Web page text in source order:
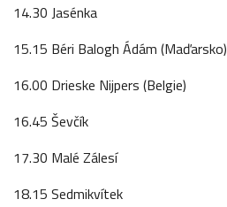
14.30 Jasénka
15.15 Béri Balogh Ádám (Maďarsko)
16.00 Drieske Nijpers (Belgie)
16.45 Ševčík
17.30 Malé Zálesí
18.15 Sedmikvítek